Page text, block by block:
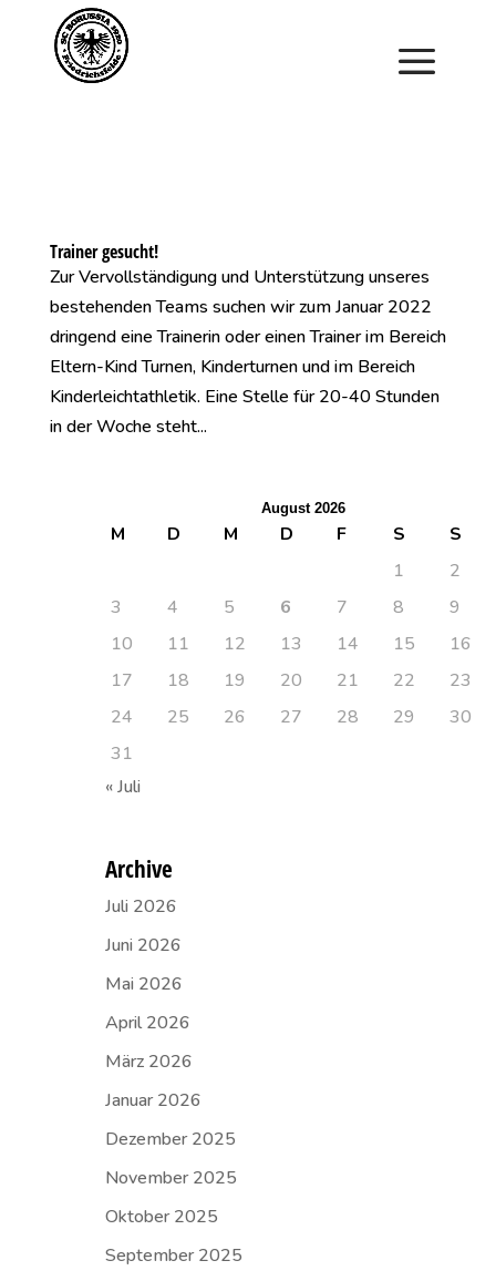
Saisonstart im April. Jetzt ein Schnuppertraining für
Kinder vereinbaren und zu Saisonbeginn dabei sein.
Trainer gesucht!
Zur Vervollständigung und Unterstützung unseres
bestehenden Teams suchen wir zum Januar 2022
dringend eine Trainerin oder einen Trainer im Bereich
Eltern-Kind Turnen, Kinderturnen und im Bereich
Kinderleichtathletik. Eine Stelle für 20-40 Stunden
in der Woche steht...
August 2026
M D M D F S
S
1
2
3
4 5 6 7 8
9
10
11 12 13 14 15
16
17
18 19 20 21 22
23
24
25 26 27 28 29
30
31
« Juli
Archive
Juli 2026
Juni 2026
Mai 2026
April 2026
März 2026
Januar 2026
Dezember 2025
November 2025
Oktober 2025
September 2025